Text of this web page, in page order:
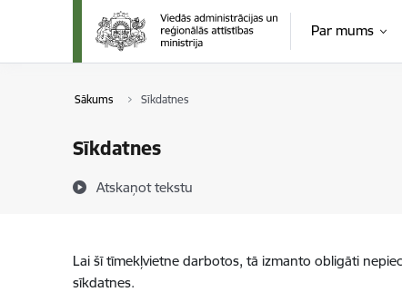
Pāriet uz lapas saturu
Par mums
Sākums Sīkdatnes
Sīkdatnes
Atskaņot tekstu
Lai šī tīmekļvietne darbotos, tā izmanto obligāti
sīkdatnes.